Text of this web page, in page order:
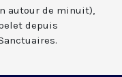
autour de minuit),
depuis